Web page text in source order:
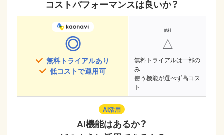
コストパフォーマンスは良いか？
◎
無料トライアルあり
低コストで運用可
△
無料トライアルは一部の
み
使う機能が選べず高コス
ト
AI活用
AI機能はあるか？